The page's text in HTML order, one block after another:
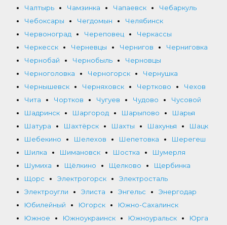
Чалтырь
Чамзинка Чапаевск
Чебаркуль
Чебоксары
Чегдомын
Челябинск
Червоноград
Череповец
Черкассы
Черкесск
Черневцы Чернигов
Черниговка
Чернобай
Чернобыль
Черновцы
Черноголовка
Черногорск
Чернушка
Чернышевск
Черняховск Чертково
Чехов
Чита
Чортков Чугуев Чудово
Чусовой
Шадринск
Шаргород Шарыпово
Шарья
Шатура
Шахтёрск Шахты Шахунья
Шацк
Шебекино
Шелехов Шепетовка
Шерегеш
Шилка
Шимановск Шостка
Шумерля
Шумиха
Щёлкино Щелково
Щербинка
Щорс
Электрогорск
Электросталь
Электроугли
Элиста Энгельс
Энергодар
Юбилейный
Югорск
Южно-Сахалинск
Южное
Южноукраинск Южноуральск
Юрга